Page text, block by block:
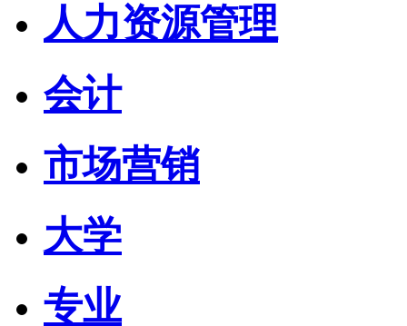
人力资源管理
会计
市场营销
大学
专业